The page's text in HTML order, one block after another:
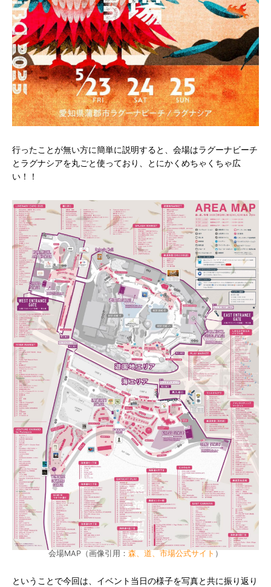
行ったことが無い方に簡単に説明すると、会場はラグーナビーチ
とラグナシアを丸ごと使っており、とにかくめちゃくちゃ広
い！！
会場MAP（画像引用： 森、道、市場公式サイト ）
ということで今回は、イベント当日の様子を写真と共に振り返り